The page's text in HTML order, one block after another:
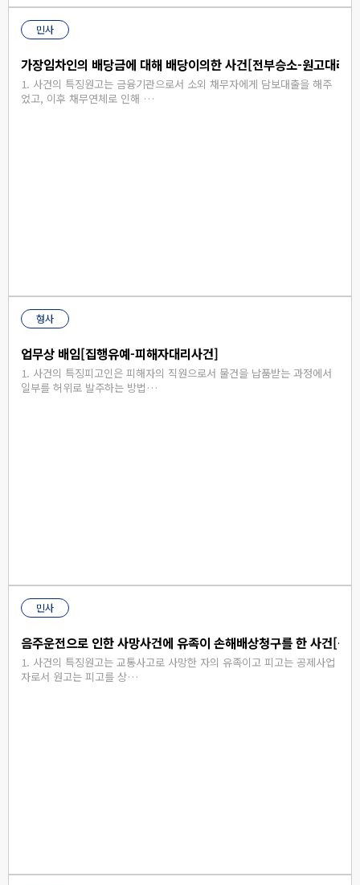
민사
가장임차인의 배당금에 대해 배당이의한 사건[전부승소-원고대리
1. 사건의 특징원고는 금융기관으로서 소외 채무자에게 담보대출을 해주
었고, 이후 채무연체로 인해 …
형사
업무상 배임[집행유예-피해자대리사건]
1. 사건의 특징피고인은 피해자의 직원으로서 물건을 납품받는 과정에서
일부를 허위로 발주하는 방법…
민사
음주운전으로 인한 사망사건에 유족이 손해배상청구를 한 사건[원
​​1. 사건의 특징원고는 교통사고로 사망한 자의 유족이고 피고는 공제사업
자로서 원고는 피고를 상…